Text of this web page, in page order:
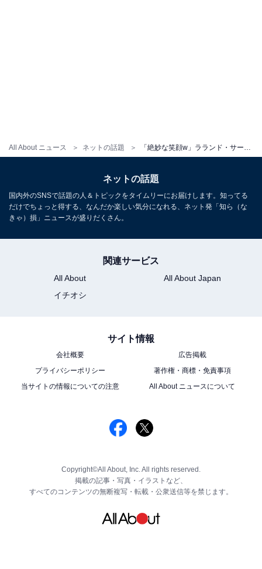
All About ニュース ネットの話題
ネットの話題
国内外のSNSで話題の人＆トピックをタイムリーにお届けします。知ってる
だけでちょっと得する、なんだか楽しい気分になれる、ネット発「知ら（な
きゃ）損」ニュースが盛りだくさん。
関連サービス
All About
All About Japan
イチオシ
サイト情報
会社概要
広告掲載
プライバシーポリシー
著作権・商標・免責事項
当サイトの情報についての注意
All About ニュースについて
Copyright©All About, Inc. All rights reserved.
掲載の記事・写真・イラストなど、
すべてのコンテンツの無断複写・転載・公衆送信等を禁じます。